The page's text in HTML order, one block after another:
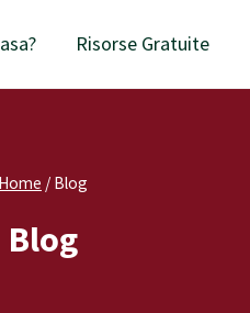
Risorse Gratuite
Home / Blog
Blog